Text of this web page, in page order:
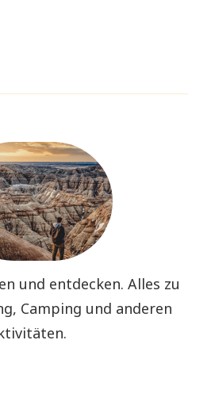
und entdecken. Alles zu
Camping und anderen